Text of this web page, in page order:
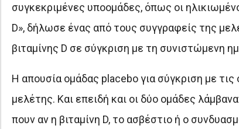
συγκεκριμένες υποομάδες, όπως οι
D», δήλωσε ένας από τους συγγραφείς της
βιταμίνης D σε σύγκριση με τη συνιστώμενη
Η απουσία ομάδας placebo για σύγκριση με
μελέτης. Και επειδή και οι δύο ομάδες
πουν αν η βιταμίνη D, το ασβέστιο ή ο